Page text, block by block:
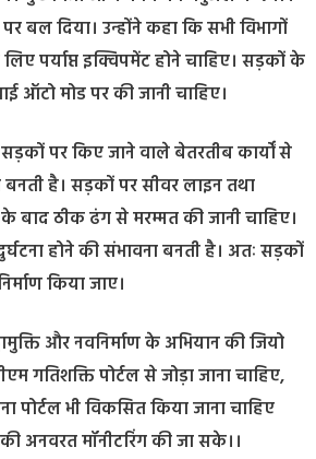
बल दिया। उन्होंने कहा कि सभी विभागों
पर्याप्त इक्विपमेंट होने चाहिए। सड़कों के
ऑटो मोड पर की जानी चाहिए।
पर किए जाने वाले बेतरतीब कार्यों से
बनती है। सड़कों पर सीवर लाइन तथा
बाद ठीक ढंग से मरम्मत की जानी चाहिए।
होने की संभावना बनती है। अतः सड़कों
किया जाए।
और नवनिर्माण के अभियान की जियो
गतिशक्ति पोर्टल से जोड़ा जाना चाहिए,
पोर्टल भी विकसित किया जाना चाहिए
अनवरत मॉनीटरिंग की जा सके।।